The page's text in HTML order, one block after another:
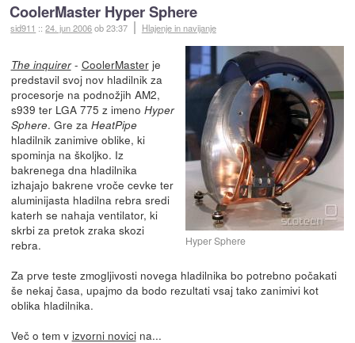
CoolerMaster Hyper Sphere
sid911 ::24. jun 2006ob 23:37 Hlajenje in navijanje
Hyper Sphere
The inquirer- CoolerMasterje
predstavil svoj nov hladilnik za
procesorje na podnožjih AM2,
s939 ter LGA 775 z imeno Hyper
Sphere. Gre za HeatPipe
hladilnik zanimive oblike, ki
spominja na školjko. Iz
bakrenega dna hladilnika
izhajajo bakrene vroče cevke ter
aluminijasta hladilna rebra sredi
katerh se nahaja ventilator, ki
skrbi za pretok zraka skozi
rebra.
Za prve teste zmogljivosti novega hladilnika bo potrebno počakati
še nekaj časa, upajmo da bodo rezultati vsaj tako zanimivi kot
oblika hladilnika.
Več o tem v izvorni novicina...